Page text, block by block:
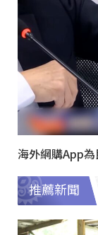
海外網購App
推薦新聞